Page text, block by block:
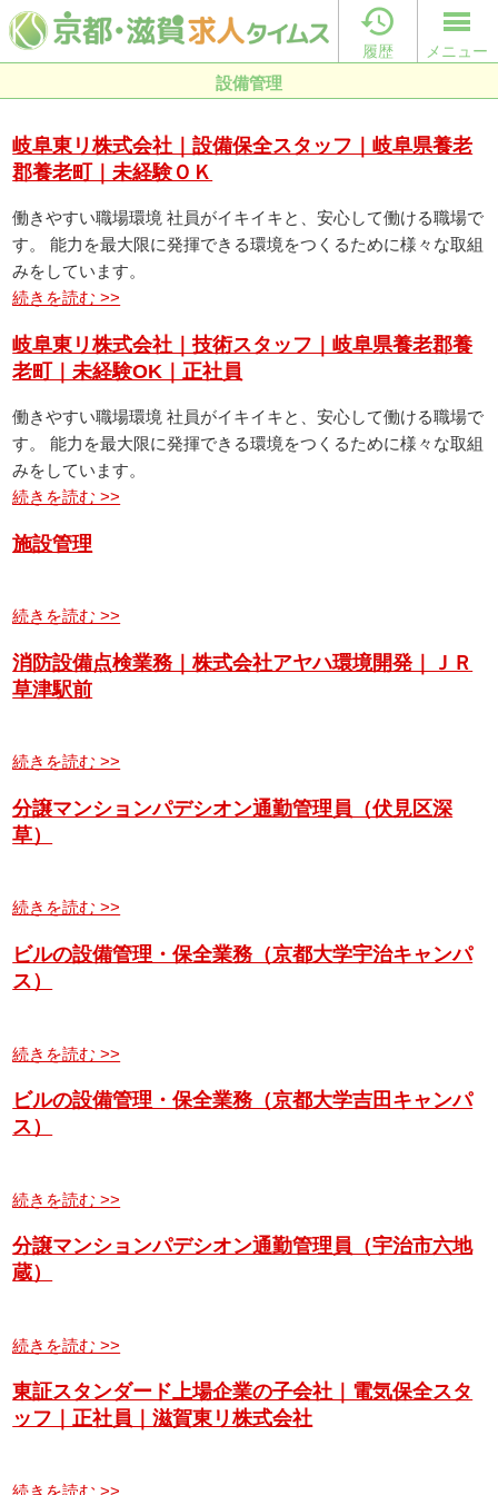

履歴 メニュー
設備管理
岐阜東リ株式会社｜設備保全スタッフ｜岐阜県養老
郡養老町｜未経験ＯＫ
働きやすい職場環境 社員がイキイキと、安心して働ける職場で
す。 能力を最大限に発揮できる環境をつくるために様々な取組
みをしています。
続きを読む >>
岐阜東リ株式会社｜技術スタッフ｜岐阜県養老郡養
老町｜未経験OK｜正社員
働きやすい職場環境 社員がイキイキと、安心して働ける職場で
す。 能力を最大限に発揮できる環境をつくるために様々な取組
みをしています。
続きを読む >>
施設管理
続きを読む >>
消防設備点検業務｜株式会社アヤハ環境開発｜ＪＲ
草津駅前
続きを読む >>
分譲マンションパデシオン通勤管理員（伏見区深
草）
続きを読む >>
ビルの設備管理・保全業務（京都大学宇治キャンパ
ス）
続きを読む >>
ビルの設備管理・保全業務（京都大学吉田キャンパ
ス）
続きを読む >>
分譲マンションパデシオン通勤管理員（宇治市六地
蔵）
続きを読む >>
東証スタンダード上場企業の子会社｜電気保全スタ
ッフ｜正社員｜滋賀東リ株式会社
続きを読む >>